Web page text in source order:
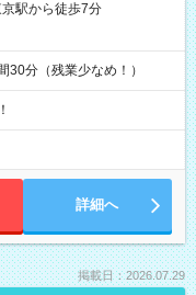
駅から徒歩7分
分（残業少なめ！）
詳細へ
掲載日：2026.07.29